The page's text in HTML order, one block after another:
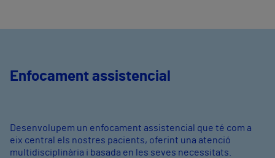
Enfocament assistencial
Desenvolupem un enfocament assistencial que té com a
eix central els nostres pacients, oferint una atenció
multidisciplinària i basada en les seves necessitats.